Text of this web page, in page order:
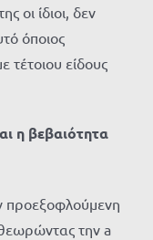
οι ίδιοι, δεν
όποιος
τέτοιου είδους
η βεβαιότητα
προεξοφλούμενη
την a